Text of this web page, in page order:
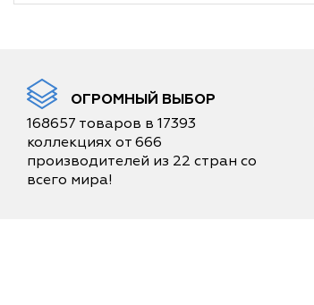
ОГРОМНЫЙ ВЫБОР
168657 товаров в 17393
коллекциях от 666
производителей из 22 стран со
всего мира!